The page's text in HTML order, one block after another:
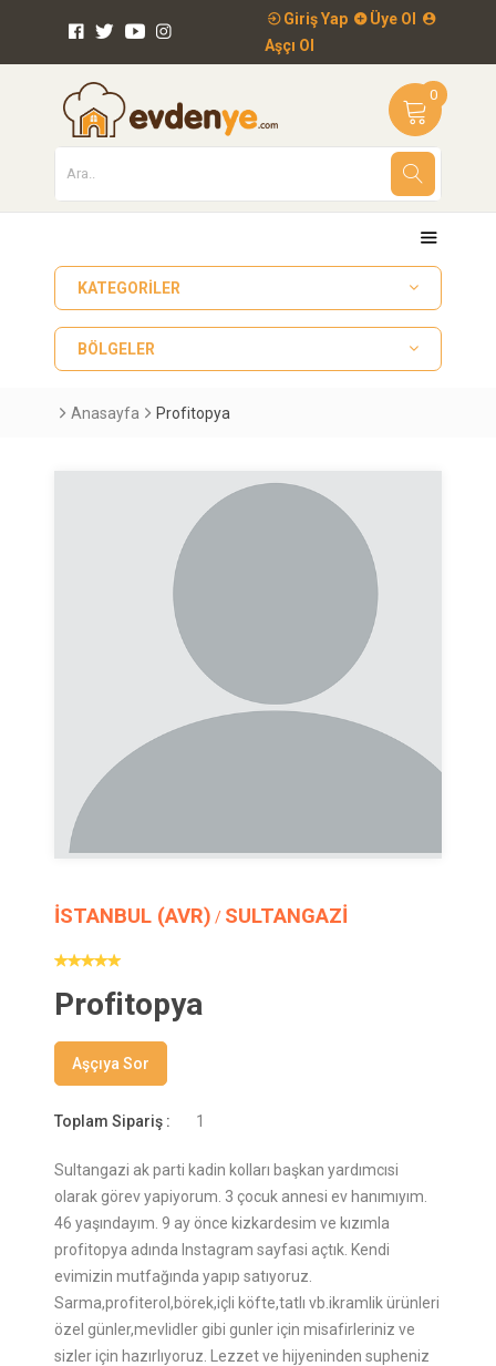
Giriş Yap
Üye Ol
Aşçı Ol
0
KATEGORILER
BÖLGELER
Anasayfa Profitopya
İSTANBUL (AVR) / SULTANGAZİ
Profitopya
Aşçıya Sor
Toplam Sipariş : 1
Sultangazi ak parti kadin kolları başkan yardımcısi
olarak görev yapiyorum. 3 çocuk annesi ev hanımıyım.
46 yaşındayım. 9 ay önce kizkardesim ve kızımla
profitopya adında Instagram sayfasi açtık. Kendi
evimizin mutfağında yapıp satıyoruz.
Sarma,profiterol,börek,içli köfte,tatlı vb.ikramlik ürünleri
özel günler,mevlidler gibi gunler için misafirleriniz ve
sizler için hazırlıyoruz. Lezzet ve hijyeninden supheniz